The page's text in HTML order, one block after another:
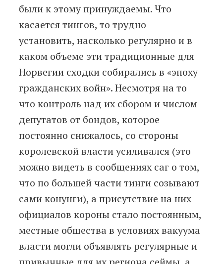
были к этому принуждаемы. Что
касается тингов, то трудно
установить, насколько регулярно и в
каком объеме эти традиционные для
Норвегии сходки собирались в «эпоху
гражданских войн». Несмотря на то
что контроль над их сбором и числом
депутатов от бондов, которое
постоянно снижалось, со стороны
королевской власти усиливался (это
можно видеть в сообщениях саг о том,
что по большей части тинги созывают
сами конунги), а присутствие на них
официалов короны стало постоянным,
местные общества в условиях вакуума
власти могли объявлять регулярные и